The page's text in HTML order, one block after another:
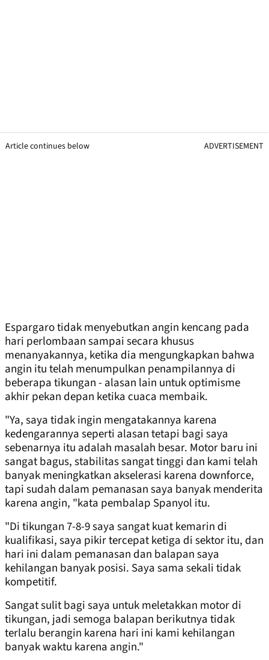
Article continues below ADVERTISEMENT
Espargaro tidak menyebutkan angin kencang pada
hari perlombaan sampai secara khusus
menanyakannya, ketika dia mengungkapkan bahwa
angin itu telah menumpulkan penampilannya di
beberapa tikungan - alasan lain untuk optimisme
akhir pekan depan ketika cuaca membaik.
"Ya, saya tidak ingin mengatakannya karena
kedengarannya seperti alasan tetapi bagi saya
sebenarnya itu adalah masalah besar. Motor baru ini
sangat bagus, stabilitas sangat tinggi dan kami telah
banyak meningkatkan akselerasi karena downforce,
tapi sudah dalam pemanasan saya banyak menderita
karena angin, "kata pembalap Spanyol itu.
"Di tikungan 7-8-9 saya sangat kuat kemarin di
kualifikasi, saya pikir tercepat ketiga di sektor itu, dan
hari ini dalam pemanasan dan balapan saya
kehilangan banyak posisi. Saya sama sekali tidak
kompetitif.
Sangat sulit bagi saya untuk meletakkan motor di
tikungan, jadi semoga balapan berikutnya tidak
terlalu berangin karena hari ini kami kehilangan
banyak waktu karena angin."